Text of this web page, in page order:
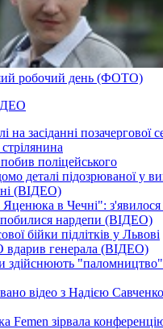
робочий день (ФОТО)
на засіданні позачергової
стрілянина
поліцейського
деталі підозрюваної у
(ВІДЕО)
Яценюка в Чечні": з'явилося
нардепи (ВІДЕО)
бійки підлітків у Львові
генерала (ВІДЕО)
здійснюють
відео з Надією
Femen зірвала